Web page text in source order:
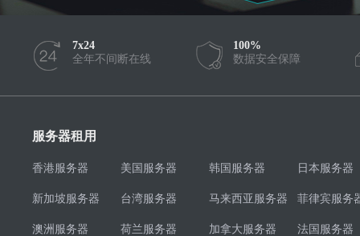
7x24
全年不间断在线
100%
数据安全保障
服务器租用
香港服务器 美国服务器 韩国服务器 日本服务器
新加坡服务器 台湾服务器 马来西亚服务器 菲律宾服务
澳洲服务器 荷兰服务器 加拿大服务器 法国服务器